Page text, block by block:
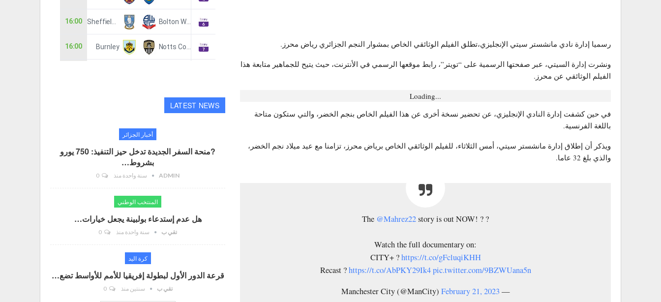
رسميا إدارة نادي مانشستر سيتي الإنجليزي،تطلق الفيلم الوثائقي الخاص بمشوار النجم الجزائري رياض محرز.
ونشرت إدارة السيتي، عبر صفحتها الرسمية على “تويتر”، رابط موقعها الرسمي في الأنترنت، حيث يتيح للجماهير متابعة هذا
الفيلم الوثائقي عن محرز.
Loading...
في حين كشفت إدارة النادي الإنجليزي، عن تحضير نسخة أخرى عن هذا الفيلم الخاص بنجم الخضر، والتي ستكون متاحة
باللغة الفرنسية.
ويذكر أن إطلاق إدارة مانشستر سيتي، أمس الثلاثاء، للفيلم الوثائقي الخاص برياض محرز، تزامنا مع عيد ميلاد نجم الخضر،
والذي بلغ 32 عاما.
The @Mahrez22story is out NOW! ? ?
Watch the full documentary on:
CITY+ ?https://t.co/gFcluqiKHH
Recast ?https://t.co/AbPKY29Ik4 pic.twitter.com/9BZWUana5n
— Manchester City (@ManCity)
February 21, 2023
LATEST NEWS
أخبار الجزائر
?منحة السفر الجديدة تدخل حيز التنفيذ: 750 يورو
بشروط…
ADMIN سنة واحدة منذ
المنتخب الوطني
هل عدم إستدعاء بولبينة يجعل خيارات…
تقي ب سنة واحدة منذ
كرة اليد
قرعة الدور الأول لبطولة إفريقيا للأمم للأواسط تضع…
تقي ب سنتين منذ 0